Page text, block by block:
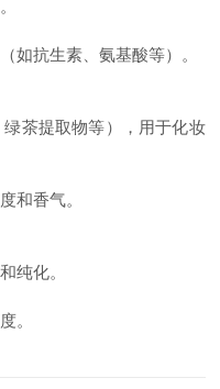
如抗生素、氨基酸等）。
茶提取物等），用于化妆
和香气。
纯化。
。